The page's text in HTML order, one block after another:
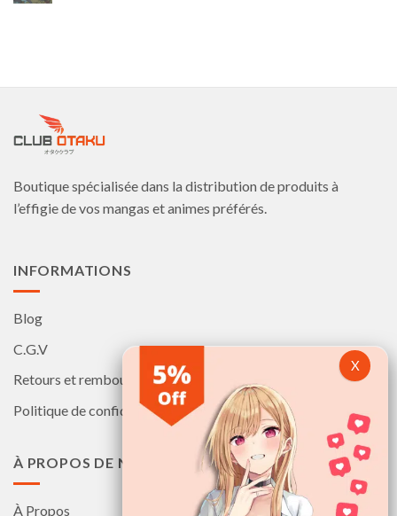
Boutique spécialisée dans la distribution de produits à
l’effigie de vos mangas et animes préférés.
INFORMATIONS
Blog
C.G.V
Retours et remboursements
Politique de confidentialité
À PROPOS DE NOUS
À Propos